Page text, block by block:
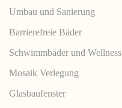
Umbau und Sanierung
Barrierefreie Bäder
Schwimmbäder und Wellness
Mosaik Verlegung
Glasbaufenster